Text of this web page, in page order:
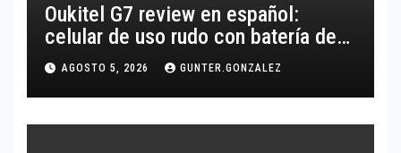
Oukitel G7 review en español:
celular de uso rudo con batería de
10,600 mAh
AGOSTO 5, 2026 GUNTER.GONZALEZ